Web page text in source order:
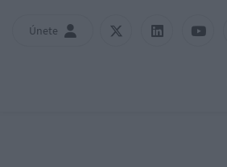
Únete